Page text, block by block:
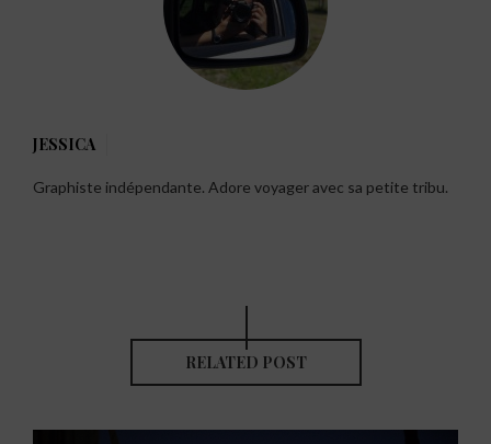
JESSICA
Graphiste indépendante. Adore voyager avec sa petite tribu.
RELATED POST